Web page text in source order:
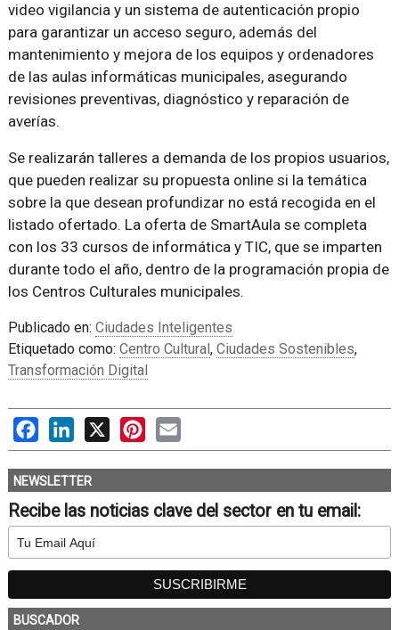
video vigilancia y un sistema de autenticación propio
para garantizar un acceso seguro, además del
mantenimiento y mejora de los equipos y ordenadores
de las aulas informáticas municipales, asegurando
revisiones preventivas, diagnóstico y reparación de
averías.
Se realizarán talleres a demanda de los propios usuarios,
que pueden realizar su propuesta online si la temática
sobre la que desean profundizar no está recogida en el
listado ofertado. La oferta de SmartAula se completa
con los 33 cursos de informática y TIC, que se imparten
durante todo el año, dentro de la programación propia de
los Centros Culturales municipales.
Publicado en: Ciudades Inteligentes
Etiquetado como: Centro Cultural , Ciudades Sostenibles,
Transformación Digital
FacebookLinkedIn Pinterest
NEWSLETTER
Recibe las noticias clave del sector en tu email:
BUSCADOR